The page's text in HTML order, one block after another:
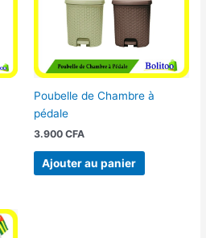
Poubelle de Chambre à
pédale
3.900 CFA
Ajouter au panier